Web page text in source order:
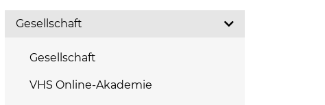
Gesellschaft
Gesellschaft
VHS Online-Akademie